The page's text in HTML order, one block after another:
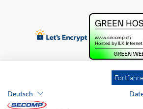
Deutsch